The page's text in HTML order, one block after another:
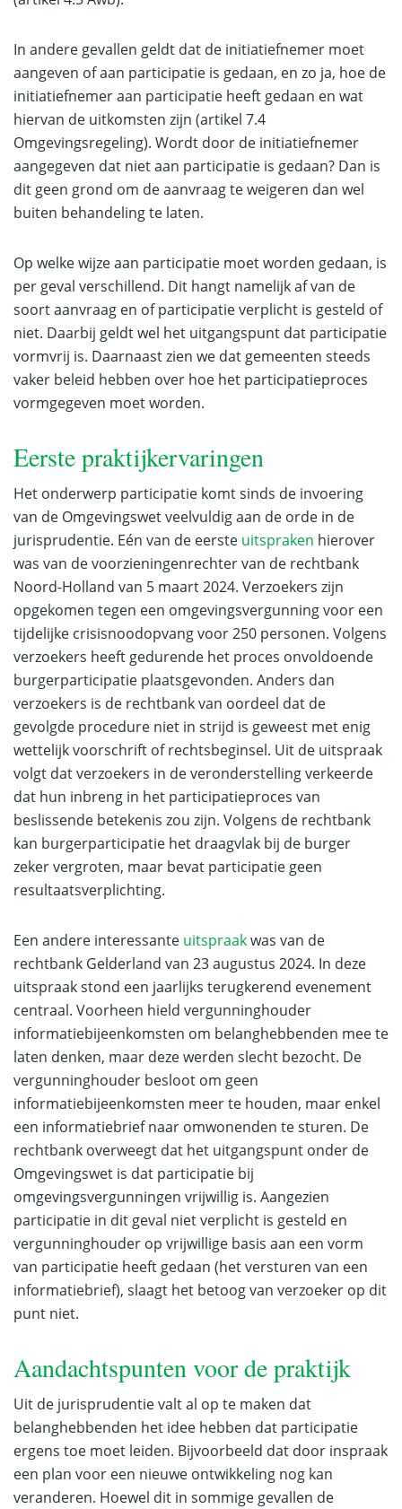
In andere gevallen geldt dat de initiatiefnemer moet
aangeven of aan participatie is gedaan, en zo ja, hoe de
initiatiefnemer aan participatie heeft gedaan en wat
hiervan de uitkomsten zijn (artikel 7.4
Omgevingsregeling). Wordt door de initiatiefnemer
aangegeven dat niet aan participatie is gedaan? Dan is
dit geen grond om de aanvraag te weigeren dan wel
buiten behandeling te laten.
Op welke wijze aan participatie moet worden gedaan, is
per geval verschillend. Dit hangt namelijk af van de
soort aanvraag en of participatie verplicht is gesteld of
niet. Daarbij geldt wel het uitgangspunt dat participatie
vormvrij is. Daarnaast zien we dat gemeenten steeds
vaker beleid hebben over hoe het participatieproces
vormgegeven moet worden.
Eerste praktijkervaringen
Het onderwerp participatie komt sinds de invoering
van de Omgevingswet veelvuldig aan de orde in de
jurisprudentie. Eén van de eerste uitspraken hierover
was van de voorzieningenrechter van de rechtbank
Noord-Holland van 5 maart 2024. Verzoekers zijn
opgekomen tegen een omgevingsvergunning voor een
tijdelijke crisisnoodopvang voor 250 personen. Volgens
verzoekers heeft gedurende het proces onvoldoende
burgerparticipatie plaatsgevonden. Anders dan
verzoekers is de rechtbank van oordeel dat de
gevolgde procedure niet in strijd is geweest met enig
wettelijk voorschrift of rechtsbeginsel. Uit de uitspraak
volgt dat verzoekers in de veronderstelling verkeerde
dat hun inbreng in het participatieproces van
beslissende betekenis zou zijn. Volgens de rechtbank
kan burgerparticipatie het draagvlak bij de burger
zeker vergroten, maar bevat participatie geen
resultaatsverplichting.
Een andere interessante uitspraakwas van de
rechtbank Gelderland van 23 augustus 2024. In deze
uitspraak stond een jaarlijks terugkerend evenement
centraal. Voorheen hield vergunninghouder
informatiebijeenkomsten om belanghebbenden mee te
laten denken, maar deze werden slecht bezocht. De
vergunninghouder besloot om geen
informatiebijeenkomsten meer te houden, maar enkel
een informatiebrief naar omwonenden te sturen. De
rechtbank overweegt dat het uitgangspunt onder de
Omgevingswet is dat participatie bij
omgevingsvergunningen vrijwillig is. Aangezien
participatie in dit geval niet verplicht is gesteld en
vergunninghouder op vrijwillige basis aan een vorm
van participatie heeft gedaan (het versturen van een
informatiebrief), slaagt het betoog van verzoeker op dit
punt niet.
Aandachtspunten voor de praktijk
Uit de jurisprudentie valt al op te maken dat
belanghebbenden het idee hebben dat participatie
ergens toe moet leiden. Bijvoorbeeld dat door inspraak
een plan voor een nieuwe ontwikkeling nog kan
veranderen. Hoewel dit in sommige gevallen de